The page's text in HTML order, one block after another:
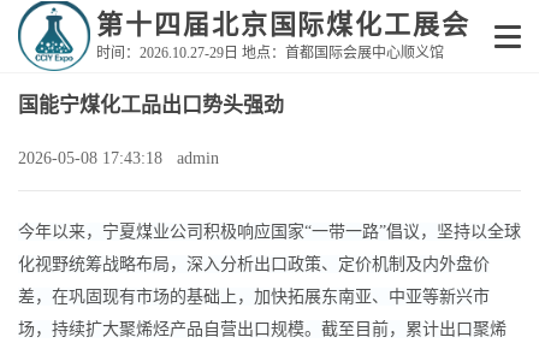
第十四届北京国际煤化工展会
时间：2026.10.27-29日 地点：首都国际会展中心顺义馆
国能宁煤化工品出口势头强劲
2026-05-08 17:43:18 admin
今年以来，宁夏煤业公司积极响应国家“一带一路”倡议，坚持以全球
化视野统筹战略布局，深入分析出口政策、定价机制及内外盘价
差，在巩固现有市场的基础上，加快拓展东南亚、中亚等新兴市
场，持续扩大聚烯烃产品自营出口规模。截至目前，累计出口聚烯